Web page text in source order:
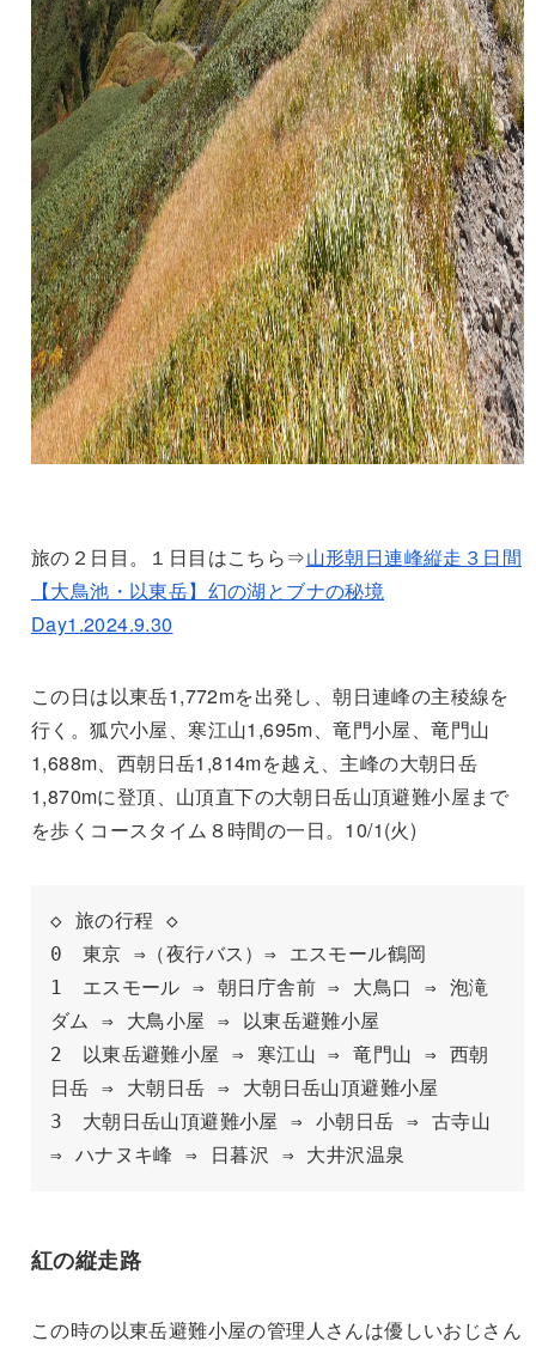
旅の２日目。１日目はこちら⇒山形朝日連峰縦走３日間
【大鳥池・以東岳】幻の湖とブナの秘境
Day1.2024.9.30
この日は以東岳1,772mを出発し、朝日連峰の主稜線を
行く。狐穴小屋、寒江山1,695m、竜門小屋、竜門山
1,688m、西朝日岳1,814mを越え、主峰の大朝日岳
1,870mに登頂、山頂直下の大朝日岳山頂避難小屋まで
を歩くコースタイム８時間の一日。10/1(火)
◇ 旅の行程 ◇
0　東京 ⇒（夜行バス）⇒ エスモール鶴岡
1　エスモール ⇒ 朝日庁舎前 ⇒ 大鳥口 ⇒ 泡滝
ダム ⇒ 大鳥小屋 ⇒ 以東岳避難小屋
2　以東岳避難小屋 ⇒ 寒江山 ⇒ 竜門山 ⇒ 西朝
日岳 ⇒ 大朝日岳 ⇒ 大朝日岳山頂避難小屋
3　大朝日岳山頂避難小屋 ⇒ 小朝日岳 ⇒ 古寺山
⇒ ハナヌキ峰 ⇒ 日暮沢 ⇒ 大井沢温泉
紅の縦走路
この時の以東岳避難小屋の管理人さんは優しいおじさん